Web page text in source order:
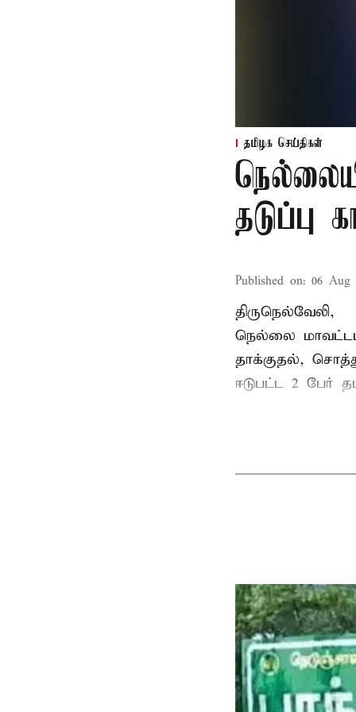
தமிழக செய்திகள்
தடுப்பு
Published on: 06 Aug
திருநெல்வேலி,
நெல்லை
தாக்குதல்,
ஈடுபட்ட 2 பேர்